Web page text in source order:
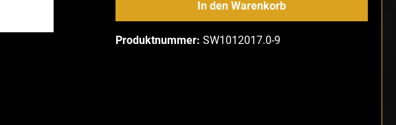
In den Warenkorb
Produktnummer: SW1012017.0-9